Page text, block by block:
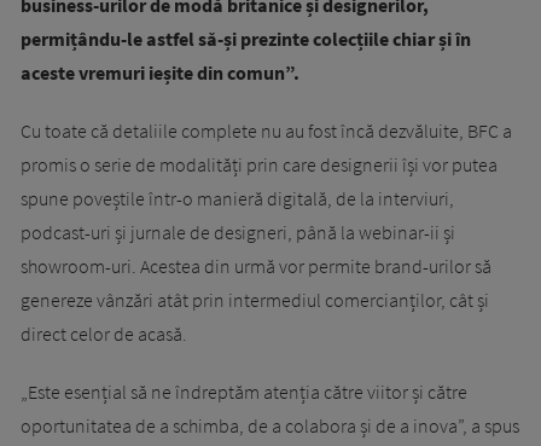
business-urilor de modă britanice și designerilor,
permițându-le astfel să-și prezinte colecțiile chiar și în
aceste vremuri ieșite din comun”.
Cu toate că detaliile complete nu au fost încă dezvăluite, BFC a
promis o serie de modalități prin care designerii își vor putea
spune poveștile într-o manieră digitală, de la interviuri,
podcast-uri și jurnale de designeri, până la webinar-ii și
showroom-uri. Acestea din urmă vor permite brand-urilor să
genereze vânzări atât prin intermediul comercianților, cât și
direct celor de acasă.
„Este esențial să ne îndreptăm atenția către viitor și către
oportunitatea de a schimba, de a colabora și de a inova”, a spus